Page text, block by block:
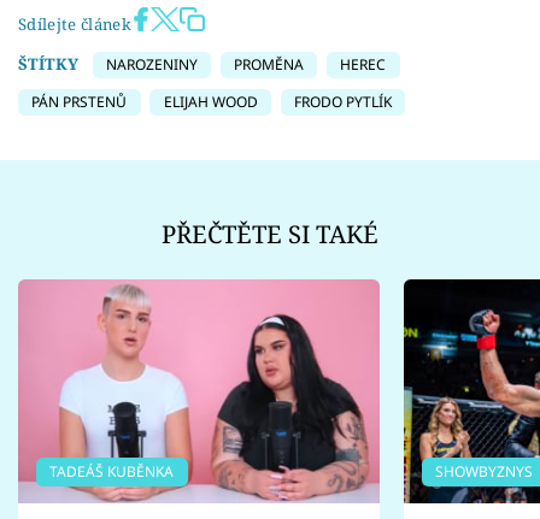
Sdílejte článek
ŠTÍTKY
NAROZENINY PROMĚNA
HEREC
PÁN PRSTENŮ
ELIJAH WOOD FRODO PYTLÍK
PŘEČTĚTE SI TAKÉ
TADEÁŠ KUBĚNKA SHOWBYZNYS